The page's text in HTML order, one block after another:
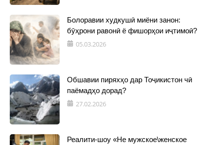
Болоравии худкушӣ миёни занон:
бӯҳрони равонӣ ё фишорҳои иҷтимоӣ?
05.03.2026
Обшавии пиряхҳо дар Тоҷикистон чӣ
паёмадҳо дорад?
27.02.2026
Реалити-шоу «Не мужское\женское